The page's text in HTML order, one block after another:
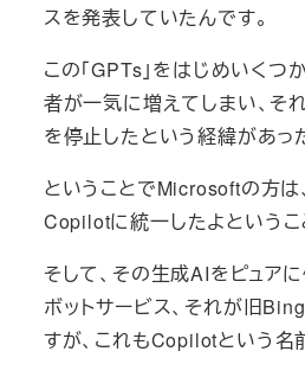
スを発表していたんです。
この「GPTs」をはじめいく
者が一気に増えてしまい、そ
を停止したという経緯があっ
ということでMicrosoftの方は
Copilotに統一したよというこ
そして、その生成AIをピュア
ボットサービス、それが旧
すが、これもCopilotという名